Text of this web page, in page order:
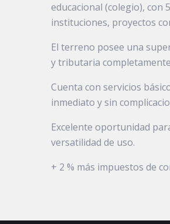
educacional (colegio), con
instituciones, proyectos
El terreno posee una
y tributaria
Cuenta con servicios
inmediato y sin
Excelente oportunidad
versatilidad de uso.
+ 2 % más impuestos de